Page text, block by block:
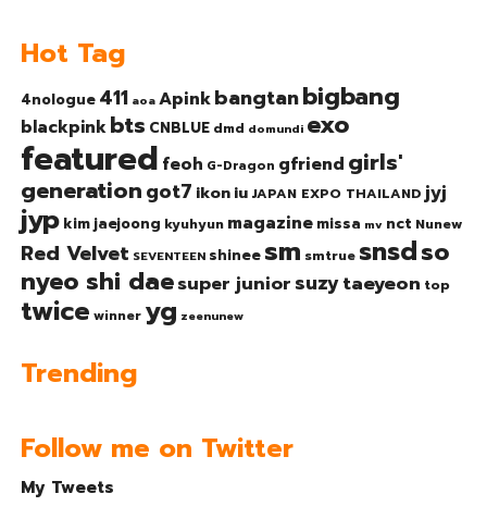
Hot Tag
4nologue 411 aoa Apinkbangtanbigbang
blackpinkbts CNBLUE dmd domundi exo
featured feoh G-Dragon gfriend girls'
generationgot7 ikoniu JAPAN EXPO THAILAND jyj
jyp kim jaejoong kyuhyun magazine missa mv nct Nunew
Red Velvet SEVENTEEN shinee sm smtrue snsdso
nyeo shi daesuper junior suzytaeyeon top
twice winner yg zeenunew
Trending
Follow me on Twitter
My Tweets